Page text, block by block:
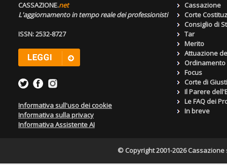
CASSAZIONE.net
L'aggiornamento in tempo reale dei professionisti
ISSN: 2532-8727
Informativa sull'uso dei cookie
Informativa sulla privacy
Informativa Assistente AI
Cassazione
Corte
Consiglio di
Tar
Merito
Attuazione
Focus
Corte di
Il Parere
Le FAQ dei
In breve
© Copyright 2001-2026 Cassazione